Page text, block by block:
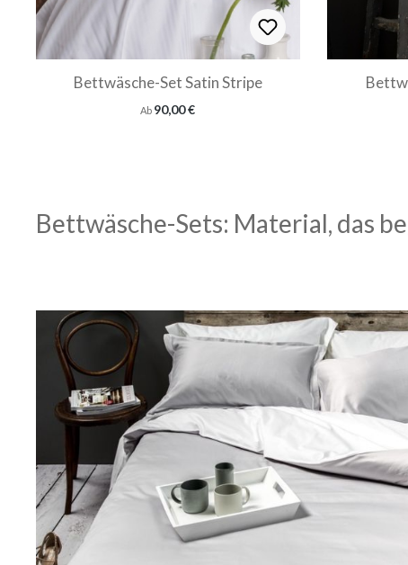
Bettwäsche-Set Satin Stripe
Regulärer Preis:
Ab 90,00 €
Bettwäsche-Sets: Material, das